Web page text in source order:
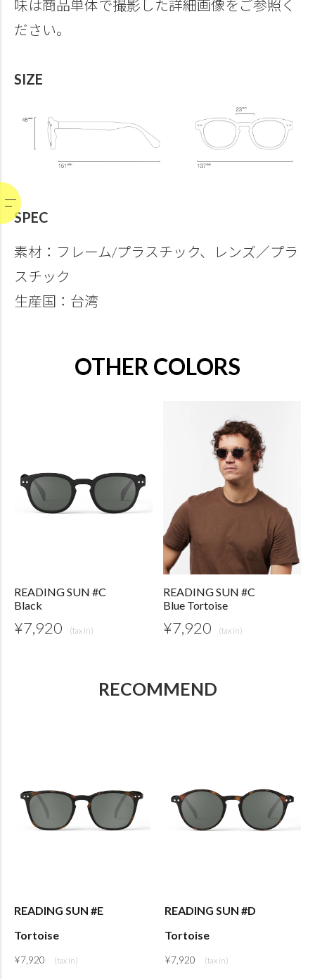
味は商品単体で撮影した詳細画像をご参照く
ださい。
SIZE
SPEC
素材：フレーム/プラスチック、レンズ／プラ
スチック
生産国：台湾
OTHER COLORS
READING SUN #C
Black
¥7,920
READING SUN #C
Blue Tortoise
¥7,920
RECOMMEND
READING SUN #E
Tortoise
¥7,920
READING SUN #D
Tortoise
¥7,920